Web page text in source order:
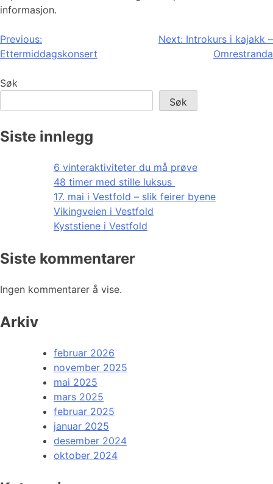
informasjon.
Innleggsnavigasjon
Previous:
Ettermiddagskonsert
Next: Introkurs i kajakk –
Omrestranda
Søk
Søk
Siste innlegg
6 vinteraktiviteter du må prøve
48 timer med stille luksus
17. mai i Vestfold – slik feirer byene
Vikingveien i Vestfold
Kyststiene i Vestfold
Siste kommentarer
Ingen kommentarer å vise.
Arkiv
februar 2026
november 2025
mai 2025
mars 2025
februar 2025
januar 2025
desember 2024
oktober 2024